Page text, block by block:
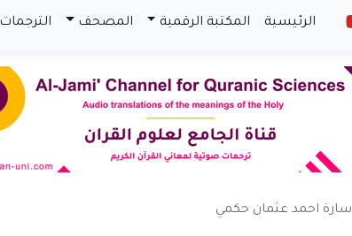
الرئيسية المكتبة الرقمية المصحف الترجمات
سارة احمد عثمان حكمي